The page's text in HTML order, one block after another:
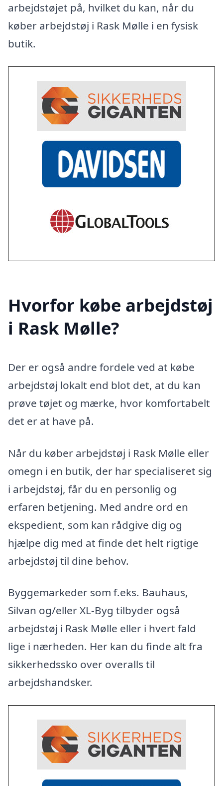
arbejdstøjet på, hvilket du kan, når du
køber arbejdstøj i Rask Mølle i en fysisk
butik.
Hvorfor købe arbejdstøj
i Rask Mølle?
Der er også andre fordele ved at købe
arbejdstøj lokalt end blot det, at du kan
prøve tøjet og mærke, hvor komfortabelt
det er at have på.
Når du køber arbejdstøj i Rask Mølle eller
omegn i en butik, der har specialiseret sig
i arbejdstøj, får du en personlig og
erfaren betjening. Med andre ord en
ekspedient, som kan rådgive dig og
hjælpe dig med at finde det helt rigtige
arbejdstøj til dine behov.
Byggemarkeder som f.eks. Bauhaus,
Silvan og/eller XL-Byg tilbyder også
arbejdstøj i Rask Mølle eller i hvert fald
lige i nærheden. Her kan du finde alt fra
sikkerhedssko over overalls til
arbejdshandsker.